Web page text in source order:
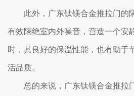
此外，广东钛镁合金推拉门的
有效隔绝室内外噪音，营造一个安
时，其良好的保温性能，也有助于
活品质。
总的来说，广东钛镁合金推拉